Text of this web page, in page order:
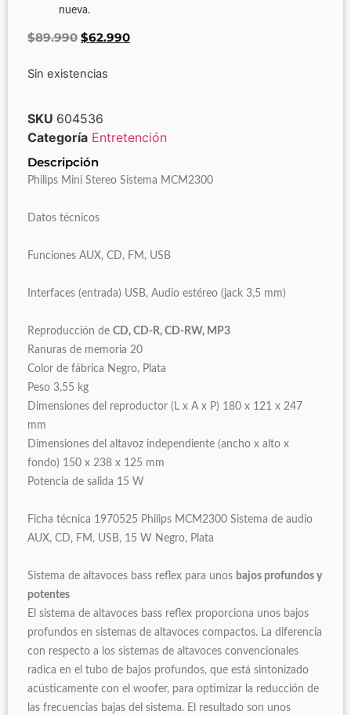
nueva.
$89.990 $62.990
Sin existencias
SKU 604536
Categoría Entretención
Descripción
Philips Mini Stereo Sistema MCM2300
Datos técnicos
Funciones AUX, CD, FM, USB
Interfaces (entrada) USB, Audio estéreo (jack 3,5 mm)
Reproducción de CD, CD-R, CD-RW, MP3
Ranuras de memoria 20
Color de fábrica Negro, Plata
Peso 3,55 kg
Dimensiones del reproductor (L x A x P) 180 x 121 x 247
mm
Dimensiones del altavoz independiente (ancho x alto x
fondo) 150 x 238 x 125 mm
Potencia de salida 15 W
Ficha técnica 1970525 Philips MCM2300 Sistema de audio
AUX, CD, FM, USB, 15 W Negro, Plata
Sistema de altavoces bass reflex para unos bajos profundos y
potentes
El sistema de altavoces bass reflex proporciona unos bajos
profundos en sistemas de altavoces compactos. La diferencia
con respecto a los sistemas de altavoces convencionales
radica en el tubo de bajos profundos, que está sintonizado
acústicamente con el woofer, para optimizar la reducción de
las frecuencias bajas del sistema. El resultado son unos